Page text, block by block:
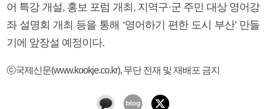
어 특강 개설, 홍보 포럼 개최, 지역구·군 주민 대상 영어강
좌 설명회 개최 등을 통해 ‘영어하기 편한 도시 부산’ 만들
기에 앞장설 예정이다.
ⓒ국제신문(www.kookje.co.kr), 무단 전재 및 재배포 금지